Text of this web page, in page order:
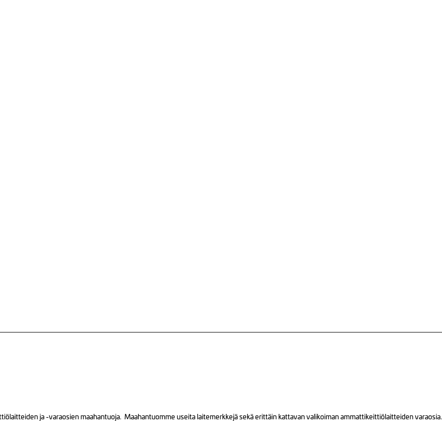
ja -varaosien maahantuoja. Maahantuomme useita laitemerkkejä sekä erittäin kattavan valikoiman ammattikeittiölaitteiden varaosia.